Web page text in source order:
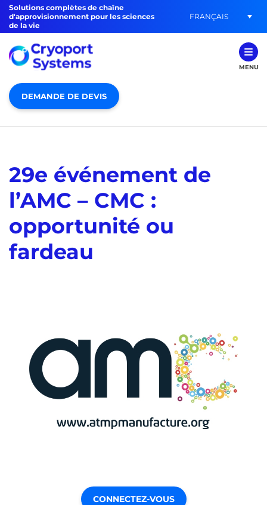
Solutions complètes de chaîne
d'approvisionnement pour les sciences
de la vie
FRANÇAIS
MENU
DEMANDE DE DEVIS
29e événement de
l’AMC – CMC :
opportunité ou
fardeau
CONNECTEZ-VOUS